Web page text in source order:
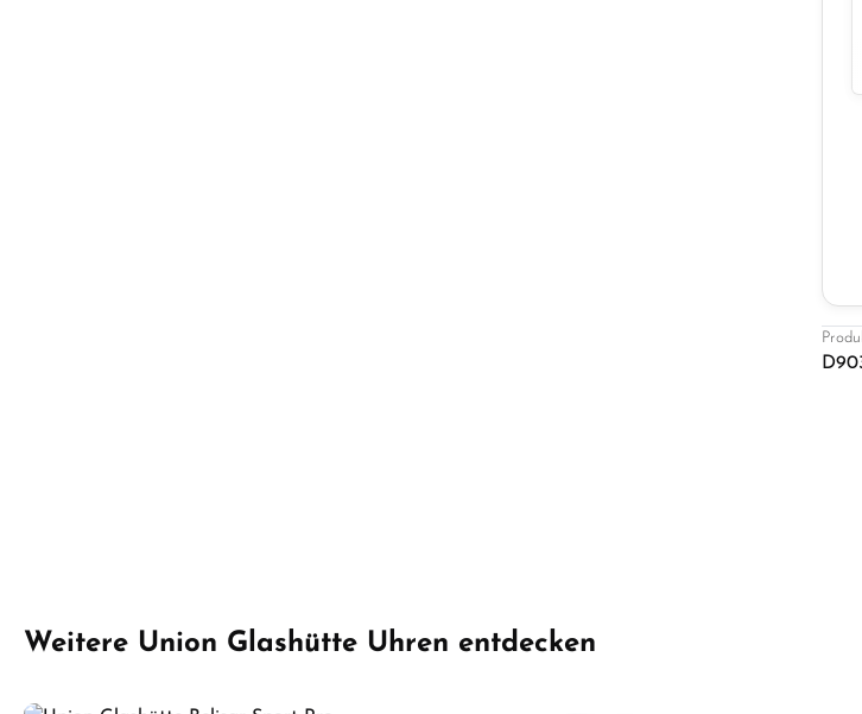
Produktgalerie überspringen
Weitere Union Glashütte Uhren entdecken